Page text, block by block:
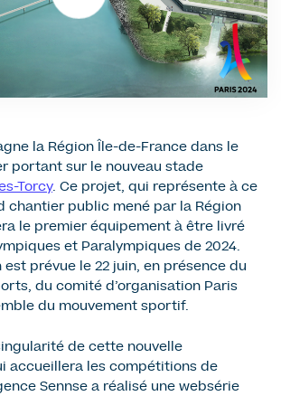
la Région Île-de-France dans le
portant sur le nouveau stade
Torcy. Ce projet, qui représente à ce
chantier public mené par la Région
le premier équipement à être livré
et Paralympiques de 2024.
est prévue le 22 juin, en présence du
du comité d’organisation Paris
du mouvement sportif.
de cette nouvelle
accueillera les compétitions de
Sennse a réalisé une websérie